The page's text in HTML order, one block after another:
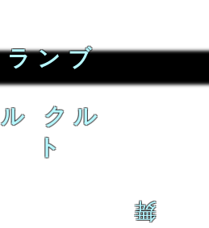
ランブ
ル クル
ト
舞